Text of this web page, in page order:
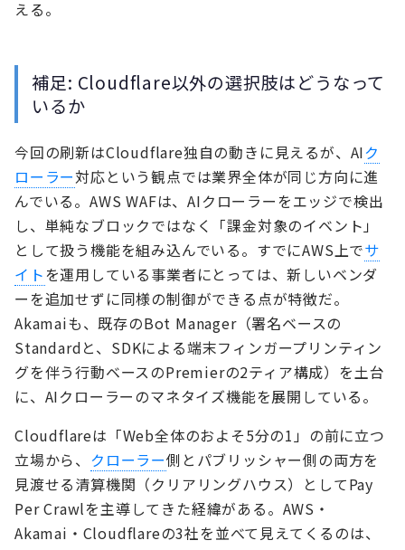
える。
補足: Cloudflare以外の選択肢はどうなって
いるか
今回の刷新はCloudflare独自の動きに見えるが、AIク
ローラー対応という観点では業界全体が同じ方向に進
んでいる。AWS WAFは、AIクローラーをエッジで検出
し、単純なブロックではなく「課金対象のイベント」
として扱う機能を組み込んでいる。すでにAWS上でサ
イトを運用している事業者にとっては、新しいベンダ
ーを追加せずに同様の制御ができる点が特徴だ。
Akamaiも、既存のBot Manager（署名ベースの
Standardと、SDKによる端末フィンガープリンティン
グを伴う行動ベースのPremierの2ティア構成）を土台
に、AIクローラーのマネタイズ機能を展開している。
Cloudflareは「Web全体のおよそ5分の1」の前に立つ
立場から、 クローラー側とパブリッシャー側の両方を
見渡せる清算機関（クリアリングハウス）としてPay
Per Crawlを主導してきた経緯がある。AWS・
Akamai・Cloudflareの3社を並べて見えてくるのは、